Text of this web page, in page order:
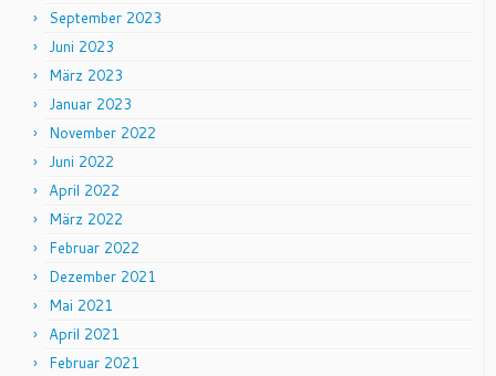
September 2023
Juni 2023
März 2023
Januar 2023
November 2022
Juni 2022
April 2022
März 2022
Februar 2022
Dezember 2021
Mai 2021
April 2021
Februar 2021